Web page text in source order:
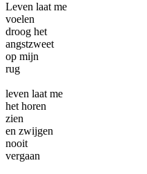
Leven laat me
voelen
droog het
angstzweet
op mijn
rug
leven laat me
het horen
zien
en zwijgen
nooit
vergaan